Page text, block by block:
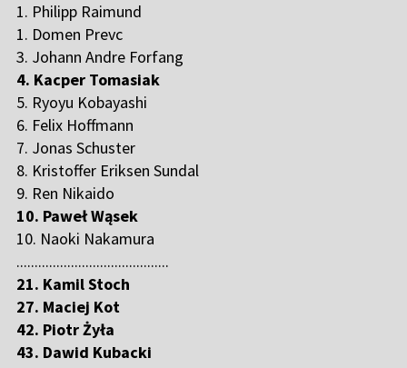
1. Philipp Raimund
1. Domen Prevc
3. Johann Andre Forfang
4. Kacper Tomasiak
5. Ryoyu Kobayashi
6. Felix Hoffmann
7. Jonas Schuster
8. Kristoffer Eriksen Sundal
9. Ren Nikaido
10. Paweł Wąsek
10. Naoki Nakamura
..........................................
21. Kamil Stoch
27. Maciej Kot
42. Piotr Żyła
43. Dawid Kubacki